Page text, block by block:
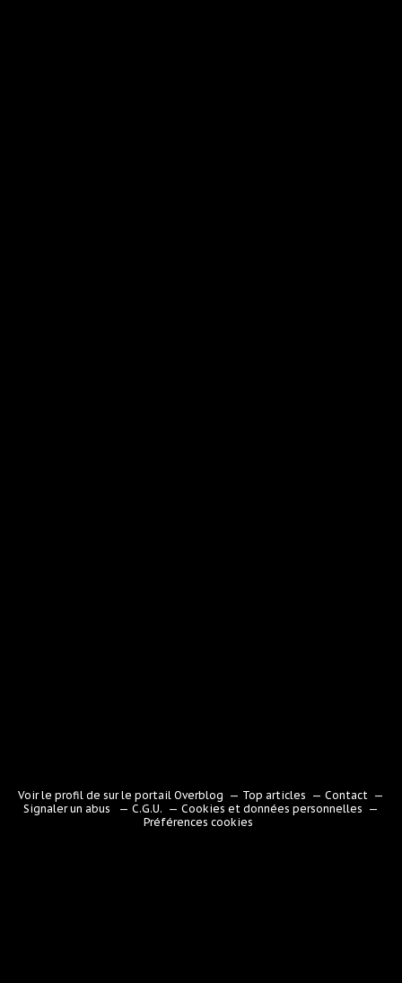
Voir le profil de sur le portail Overblog Top articles
Contact
Signaler un abus
C.G.U.
Cookies et données personnelles
Préférences cookies